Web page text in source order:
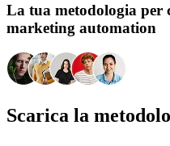
La tua metodologia per
marketing automation
Scarica la